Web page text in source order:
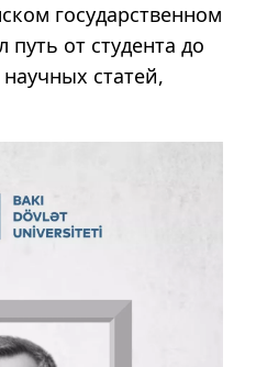
государственном
от студента до
статей,